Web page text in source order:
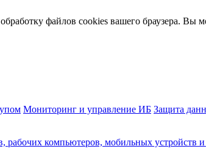
файлов cookies вашего браузера. Вы
Мониторинг и управление ИБ Защита
компьютеров, мобильных устройств